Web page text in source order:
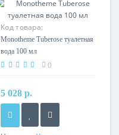
Код товара:
Monotheme Tuberose туалетная
вода 100 мл
0
5 028 р.